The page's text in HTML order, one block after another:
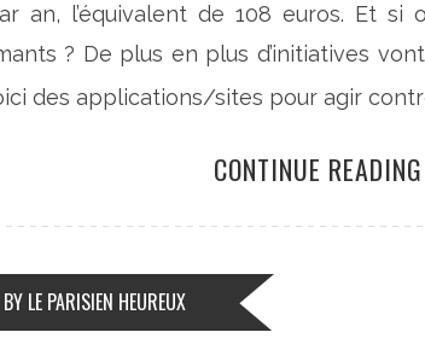
an, l’équivalent de 108 euros. Et si
? De plus en plus d’initiatives
des applications/sites pour agir
CONTINUE READING
BY LE PARISIEN HEUREUX